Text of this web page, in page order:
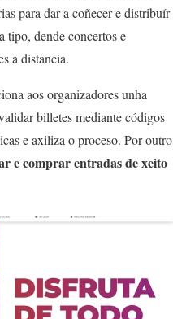
para dar a coñecer e distribuír
tipo, dende concertos e
a distancia.
aos organizadores unha
billetes mediante códigos
e axiliza o proceso. Por outro
e comprar entradas de xeito